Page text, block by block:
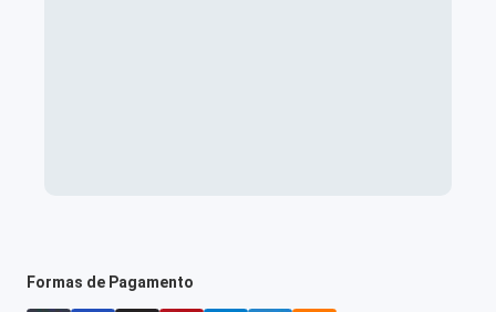
Formas de Pagamento